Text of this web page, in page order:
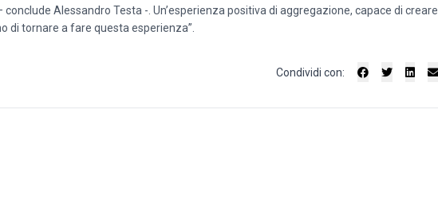
Alessandro Testa -. Un’esperienza positiva di aggregazione, capace di creare
di tornare a fare questa esperienza”.
Condividi con: